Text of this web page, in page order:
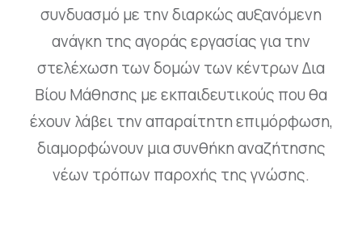
συνδυασμό με την διαρκώς αυξανόμενη
ανάγκη της αγοράς εργασίας για την
στελέχωση των δομών των κέντρων Δια
Βίου Μάθησης με εκπαιδευτικούς που θα
έχουν λάβει την απαραίτητη επιμόρφωση,
διαμορφώνουν μια συνθήκη αναζήτησης
νέων τρόπων παροχής της γνώσης.